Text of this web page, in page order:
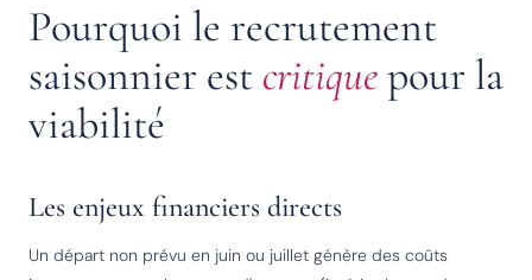
Pourquoi le recrutement
saisonnier est critiquepour la
viabilité
Les enjeux financiers directs
Un départ non prévu en juin ou juillet génère des coûts